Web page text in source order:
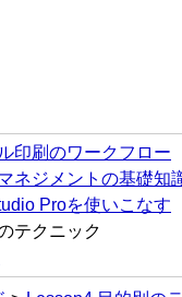
印刷のワークフロー
ネジメントの基礎知
Proを使いこなす
テクニック